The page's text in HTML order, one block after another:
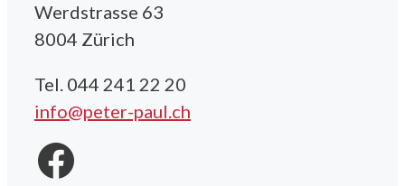
Werdstrasse 63
8004 Zürich
Tel. 044 241 22 20
info@peter-paul.ch
Facebook